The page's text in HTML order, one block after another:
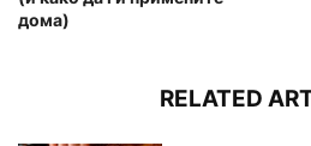
дома)
RELATED